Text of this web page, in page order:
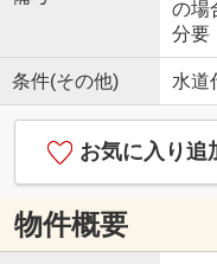
の場
分要
条件(その他) 水道
お気に入り追
物件概要